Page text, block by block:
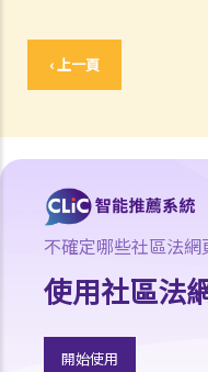
‹ 上一頁
7. 屬實申述
9. 核對表評檢及案件管理問卷
10. 案件管理會議
11. 審訊前的覆核
就人身傷害提出申索，是否
涉及非致命意外的申索
不確定哪些社區法網
使用社區法
開始使用